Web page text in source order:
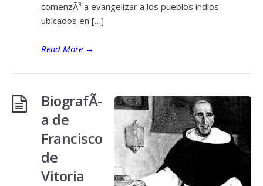
comenzÃ³ a evangelizar a los pueblos indios
ubicados en […]
Read More →
BiografÃ­
a de
Francisco
de
Vitoria